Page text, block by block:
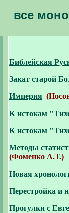
все
Библейская
Закат старой
Империя (
К истокам
К истокам
Методы
(Фоменко А.Т.)
Новая
Перестройка и
Прогулки с